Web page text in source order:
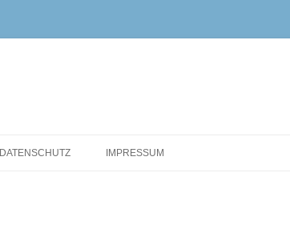
DATENSCHUTZ IMPRESSUM